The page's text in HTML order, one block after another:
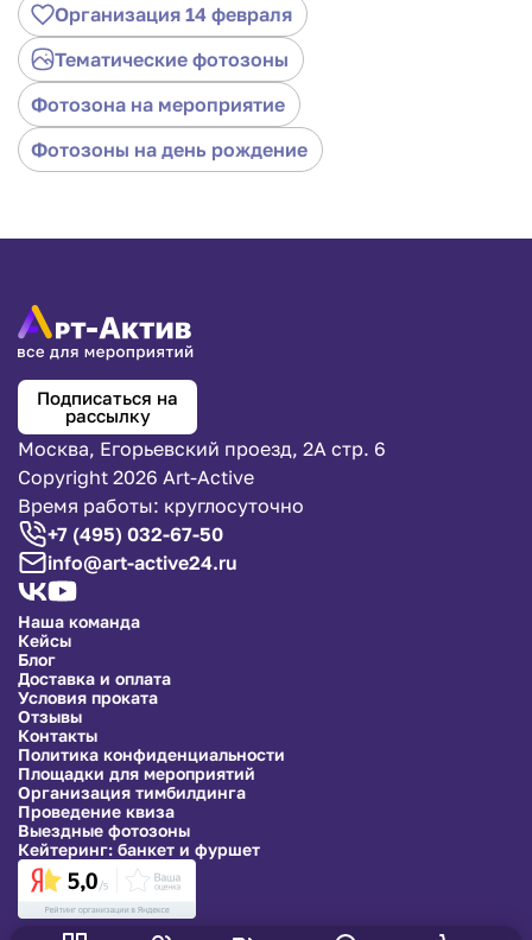
Организация 14 февраля
Тематические фотозоны
Фотозона на мероприятие
Фотозоны на день рождение
Подписаться на
рассылку
Москва, Егорьевский проезд, 2А стр. 6
Copyright 2026 Art-Active
Время работы: круглосуточно
+7 (495) 032-67-50
info@art-active24.ru
Наша команда
Кейсы
Блог
Доставка и оплата
Условия проката
Отзывы
Контакты
Политика конфиденциальности
Площадки для мероприятий
Организация тимбилдинга
Проведение квиза
Выездные фотозоны
Кейтеринг: банкет и фуршет